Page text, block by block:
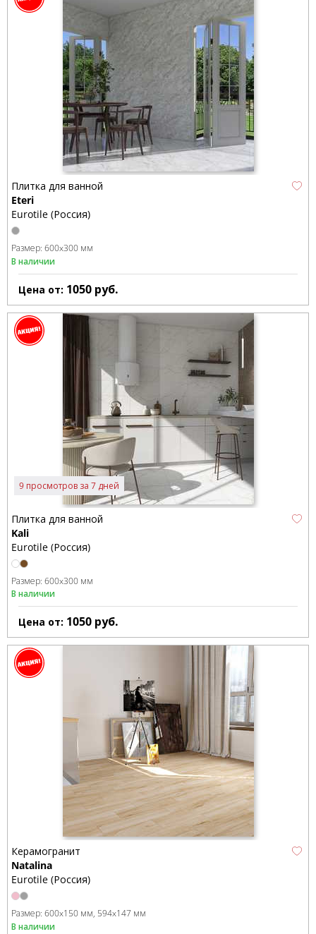
Плитка для ванной
Eteri
Eurotile (Россия)
Размер: 600x300 мм
В наличии
Цена от: 1050 руб.
9 просмотров за 7 дней
Плитка для ванной
Kali
Eurotile (Россия)
Размер: 600x300 мм
В наличии
Цена от: 1050 руб.
Керамогранит
Natalina
Eurotile (Россия)
Размер: 600x150 мм 594x147 мм
В наличии